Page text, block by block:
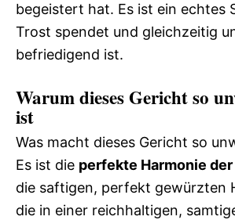
begeistert hat. Es ist ein echtes
Trost spendet und gleichzeitig
befriedigend ist.
Warum dieses Gericht so
ist
Was macht dieses Gericht so
Es ist die perfekte Harmonie
die saftigen, perfekt gewürzten
die in einer reichhaltigen,